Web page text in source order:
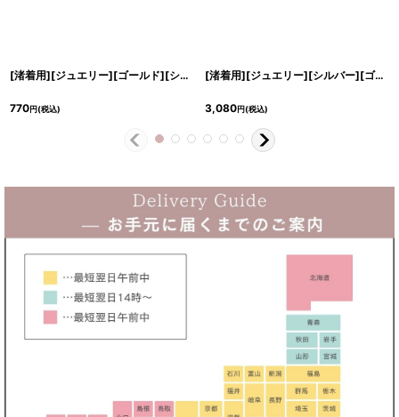
[渚着用][ジュエリー][ゴールド][シルバー]ボックス調・ストーン・ピアス [cd-
770円(税込)
[渚着用][ジュエリー][シルバー][ゴールド]5連・エレガント・ネックレス
3,080円(税込)